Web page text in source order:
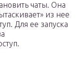
чаты. Она
из нее
Для ее запуска